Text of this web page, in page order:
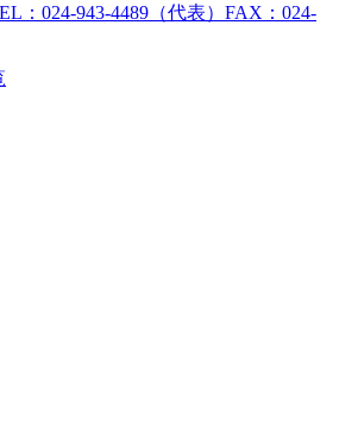
：024-943-4489（代表）FAX：024-